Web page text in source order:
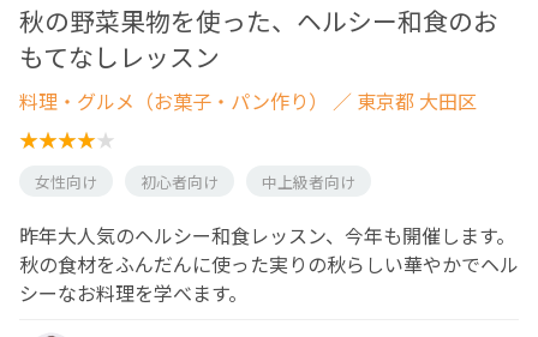
秋の野菜果物を使った、ヘルシー和食のお
もてなしレッスン
料理・グルメ（お菓子・パン作り） ／ 東京都 大田区
女性向け 初心者向け 中上級者向け
昨年大人気のヘルシー和食レッスン、今年も開催します。
秋の食材をふんだんに使った実りの秋らしい華やかでヘル
シーなお料理を学べます。